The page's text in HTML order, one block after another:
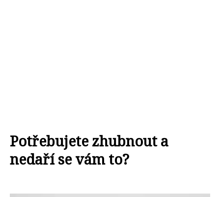
Potřebujete zhubnout a
nedaří se vám to?